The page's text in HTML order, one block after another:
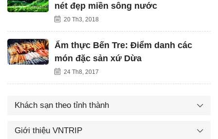
nét đẹp miền sông nước
20 Th3, 2018
Ẩm thực Bến Tre: Điểm danh các
món đặc sản xứ Dừa
24 Th8, 2017
Khách sạn theo tỉnh thành
Giới thiệu VNTRIP